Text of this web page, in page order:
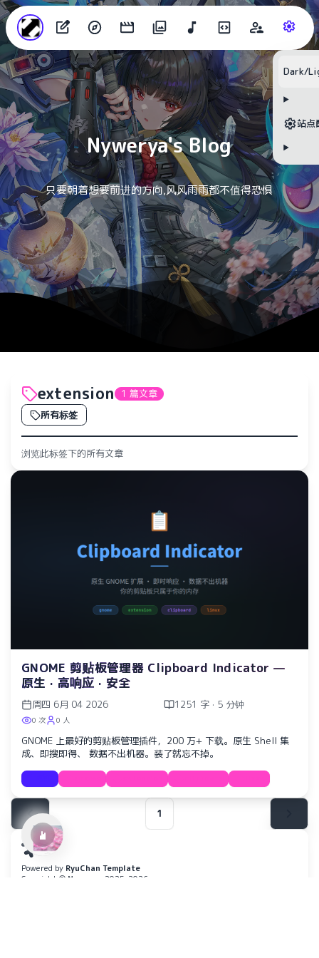
Nywerya's Blog
只要朝着想要前进的方向,风风雨雨都不值得恐惧
Dark/
站点
extension
1 篇文章
所有标签
浏览此标签下的所有文章
GNOME 剪贴板管理器 Clipboard Indicator —
原生 · 高响应 · 安全
周四 6月 04 2026 1251 字 · 5 分钟
0 次 0 人
GNOME 上最好的剪贴板管理插件，200 万+ 下载。原生 Shell 集
成、即搜即得、 数据不出机器。装了就忘不掉。
1
Powered by RyuChan Template
Copyright © Nywerya
2025–2026
目录
无可用标题
Ref:rain
Aimer